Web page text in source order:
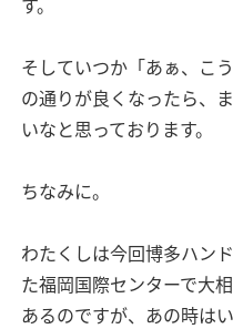
す。
そしていつか「あぁ、こ
の通りが良くなったら、
いなと思っております。
ちなみに。
わたくしは今回博多ハン
た福岡国際センターで大
あるのですが、あの時は